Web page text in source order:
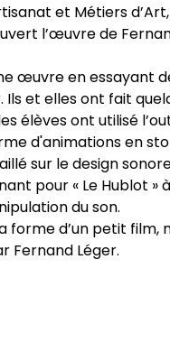
et Métiers
l’œuvre de
œuvre en essayant
et elles ont fait
élèves ont utilisé
d'animations en
sur le design
pour « Le Hublot
du son.
forme d’un petit
Fernand Léger.